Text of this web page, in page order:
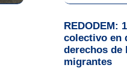
REDODEM:
colectivo en
derechos de
migrantes